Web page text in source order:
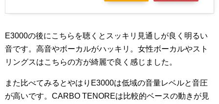
E3000の後にこちらを聴くとスッキリ見通しが良く明るい
音です。高音やボーカルがハッキリ。女性ボーカルやスト
リングスはこちらの方が綺麗で良く感じました。
また比べてみるとやはりE3000は低域の音量レベルと音圧
が高いです。CARBO TENOREは比較的ベースの動きが見